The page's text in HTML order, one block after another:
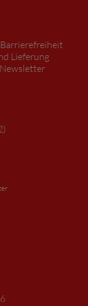
Lieferung
Newsletter